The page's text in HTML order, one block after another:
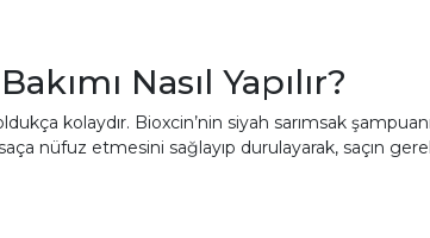
Nasıl Yapılır?
kolaydır. Bioxcin’nin siyah sarımsak
saça nüfuz etmesini sağlayıp durulayarak, saçın